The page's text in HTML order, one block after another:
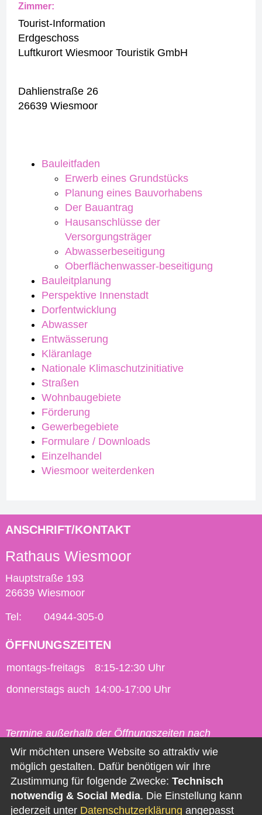
Bauleitfaden
Erwerb eines Grundstücks
Planung eines Bauvorhabens
Der Bauantrag
Hausanschlüsse der
Versorgungsträger
Abwasserbeseitigung
Oberflächenwasser-beseitigung
Bauleitplanung
Perspektive Innenstadt
Dorfentwicklung
Abwasser
Entwässerung
Kläranlage
Nationale Klimaschutzinitiative
Straßen
Wohnbaugebiete
Förderung
Gewerbegebiete
Formulare / Downloads
Einzelhandel
Wiesmoor weiterdenken
Zimmer:
Tourist-Information
Erdgeschoss
Luftkurort Wiesmoor Touristik GmbH
Dahlienstraße 26
26639 Wiesmoor
ANSCHRIFT/KONTAKT
Rathaus Wiesmoor
Hauptstraße 193
26639 Wiesmoor
Tel: 04944-305-0
ÖFFNUNGSZEITEN
montags-freitags
8:15-12:30 Uhr
donnerstags auch 14:00-17:00 Uhr
Termine außerhalb der Öffnungszeiten nach
vorheriger Vereinbarung möglich.
Kontakt
Impressum
Wir möchten unsere Website so attraktiv wie
möglich gestalten. Dafür benötigen wir Ihre
Zustimmung für folgende Zwecke: Technisch
notwendig & Social Media. Die Einstellung kann
jederzeit unter Datenschutzerklärung angepasst